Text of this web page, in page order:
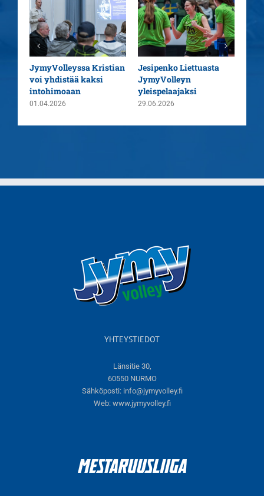
JymyVolleyssa Kristian
voi yhdistää kaksi
intohimoaan
01.04.2026
Jesipenko Liettuasta
JymyVolleyn
yleispelaajaksi
29.06.2026
YHTEYSTIEDOT
Länsitie 30,
60550 NURMO
Sähköposti: info@jymyvolley.fi
Web: www.jymyvolley.fi